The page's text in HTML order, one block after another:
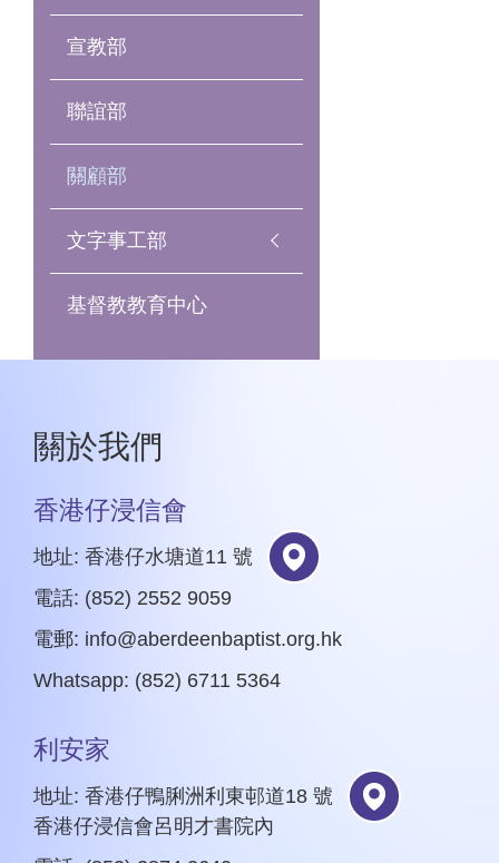
宣教部
聯誼部
關顧部
文字事工部
基督教教育中心
關於我們
香港仔浸信會
地址: 香港仔水塘道11 號
電話: (852) 2552 9059
電郵: info@aberdeenbaptist.org.hk
Whatsapp: (852) 6711 5364
利安家
地址: 香港仔鴨脷洲利東邨道18 號
香港仔浸信會呂明才書院內